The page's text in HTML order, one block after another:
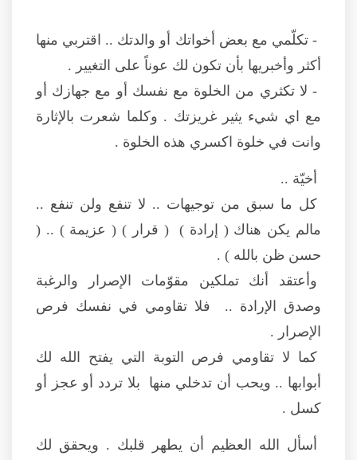
- تكلّمي مع بعض أخواتك أو والدتك .. اقتربي منها
أكثر وأخبريها بأن تكون لك عوناً على التغيير .
- لا تكثري من الخلوة مع نفسك أو مع جهازك أو
مع اي شيء يثير غريزتك . وكلما شعرت بالإثارة
وانت في خلوة اكسري هذه الخلوة .
أخيّة ..
كل ما سبق من توجيهات .. لا تنفع ولن تنفع ..
مالم يكن هناك ( إرادة ) ( قرار ) ( عزيمة ) .. (
حسن ظن بالله ) .
وأعتقد أنك تملكين مقوّمات الإصرار والرغبة
وصدق الإرادة .. فلا تقاومي في نفسك فرص
الإصرار .
كما لا تقاومي فرص التوبة التي يفتح الله لك
أبوابها .. ويحب أن تدخلي منها بلا تردد أو عجز أو
كسل .
أسأل الله العظيم أن يطهر قلبك . ويحقق لك